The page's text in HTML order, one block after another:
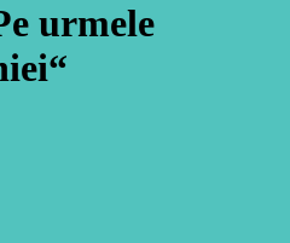
urmele